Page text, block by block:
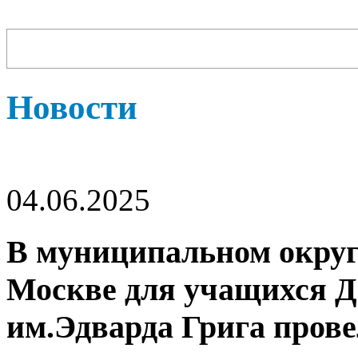
Новости
04.06.2025
В муниципальном
Москве для учащихся
им.Эдварда Грига